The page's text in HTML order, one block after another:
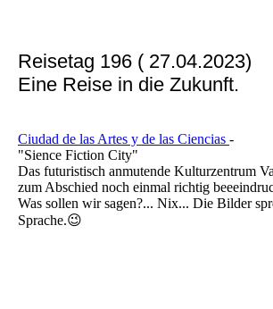
Reisetag 196 ( 27.04.2023)
Eine Reise in die Zukunft.
Ciudad de las Artes y de las Ciencias -
"Sience Fiction City"
Das futuristisch anmutende Kulturzentrum
zum Abschied noch einmal richtig
Was sollen wir sagen?... Nix... Die Bilder
Sprache.😉